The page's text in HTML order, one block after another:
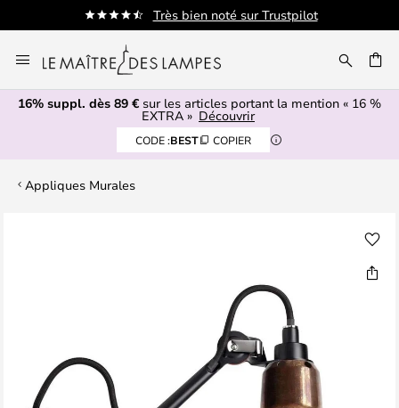
Très bien noté sur Trustpilot
au
contenu
16% suppl. dès 89 € sur les articles portant la mention « 16 %
EXTRA » Découvrir
CODE :BEST COPIER
Appliques Murales
gallery